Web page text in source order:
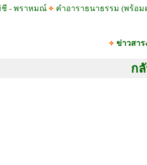
ชี - พราหมณ์
คำอาราธนาธรรม (พร้อม
ข่าวสา
ก